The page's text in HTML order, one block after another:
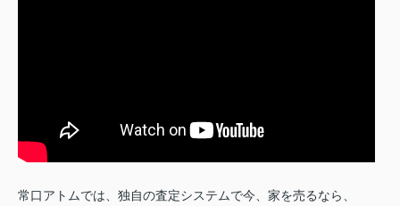
常口アトムでは、独自の査定システムで今、家を売るなら、